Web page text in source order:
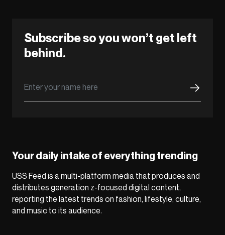
Subscribe so you won’t get left
behind.
Your daily intake of everything trending
USS Feed is a multi-platform media that produces and
distributes generation z-focused digital content,
reporting the latest trends on fashion, lifestyle, culture,
and music to its audience.